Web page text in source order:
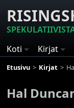
Koti
Kirjat
Etusivu Kirjat
Hal